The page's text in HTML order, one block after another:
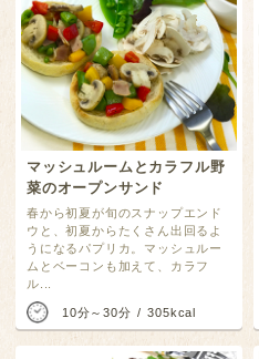
マッシュルームとカラフル野
菜のオープンサンド
春から初夏が旬のスナップエンド
ウと、初夏からたくさん出回るよ
うになるパプリカ。マッシュルー
ムとベーコンも加えて、カラフ
ル...
10分～30分 305kcal